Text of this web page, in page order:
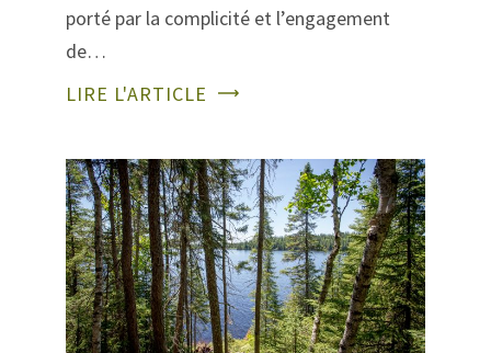
porté par la complicité et l’engagement
de…
LIRE L'ARTICLE